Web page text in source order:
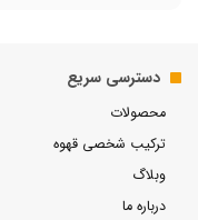
دسترسی سریع
محصولات
ترکیب شخصی قهوه
وبلاگ
درباره ما